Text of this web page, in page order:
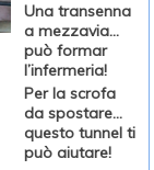
Una transenna
a mezzavia…
può formar
l’infermeria!
Per la scrofa
da spostare…
questo tunnel ti
può aiutare!